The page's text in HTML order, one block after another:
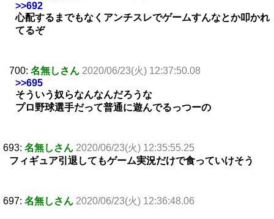
>>692
心配するまでもなくアンチスレでゲームすんなとか叩かれ
てるぞ
700: 名無しさん 2020/06/23(火) 12:37:50.08
>>695
そういう奴らなんなんだろうな
プロ野球選手だって普通に遊んでるっつーの
693: 名無しさん 2020/06/23(火) 12:35:55.25
フィギュア引退してもゲーム実況だけで食っていけそう
697: 名無しさん 2020/06/23(火) 12:36:48.06